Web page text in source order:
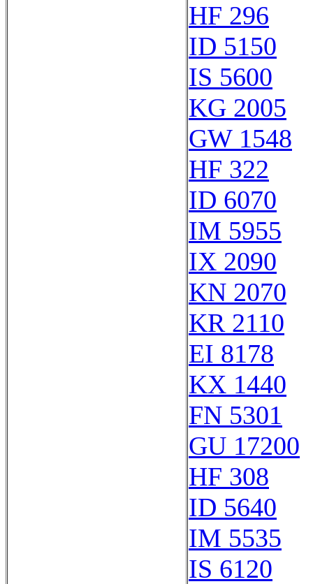
HF 296
ID 5150
IS 5600
KG 2005
GW 1548
HF 322
ID 6070
IM 5955
IX 2090
KN 2070
KR 2110
EI 8178
KX 1440
FN 5301
GU 17200
HF 308
ID 5640
IM 5535
IS 6120